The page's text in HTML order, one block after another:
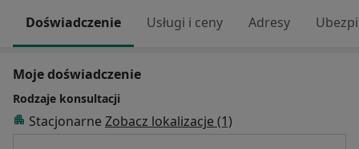
Doświadczenie Usługi i ceny Adresy
Moje doświadczenie
Rodzaje konsultacji
Stacjonarne Zobacz lokalizacje (1)